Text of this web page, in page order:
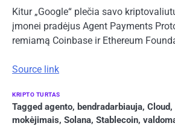
Kitur „Google“ plečia savo
įmonei pradėjus Agent Payments
remiamą Coinbase ir Ethereum
Source link
KRIPTO TURTAS
Tagged agento, bendradarbiauja, Cloud,
mokėjimais, Solana, Stablecoin,